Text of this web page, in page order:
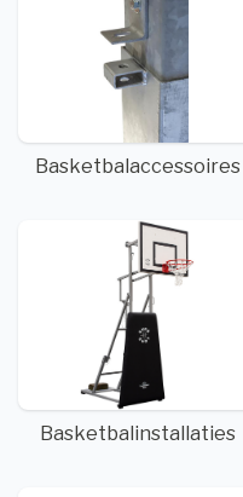
Basketbalaccessoires
Basketbalinstallaties